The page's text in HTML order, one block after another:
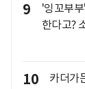
9
'잉꼬부
한다고?
10
카더가